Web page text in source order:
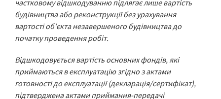
частковому відшкодуванню підлягає лише вартість
будівництва або реконструкції без урахування
вартості об’єкта незавершеного будівництва до
початку проведення робіт.
Відшкодовується вартість основних фондів, які
приймаються в експлуатацію згідно з актами
готовності до експлуатації (декларація/сертифікат),
підтверджена актами приймання-передачі